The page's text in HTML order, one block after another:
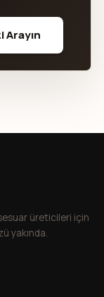
Arayın
üreticileri için
yakında.